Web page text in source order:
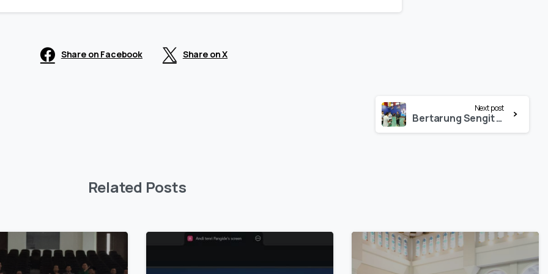
Share on Facebook Share on X
Next post
Bertarung Sengit hingga Rubber Set, Tim Rektor IAIN Palopo Akui Kemenangan Tim Deputi Kemenpora
Related Posts